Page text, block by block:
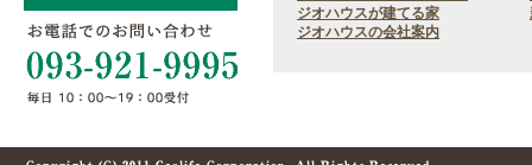
ジオハウスが建てる家
ジオハウスの会社案内